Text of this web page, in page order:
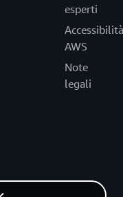
esperti
Accessibilità
AWS
Note
legali